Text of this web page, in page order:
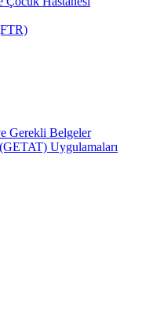
Gerekli Belgeler
Uygulamaları